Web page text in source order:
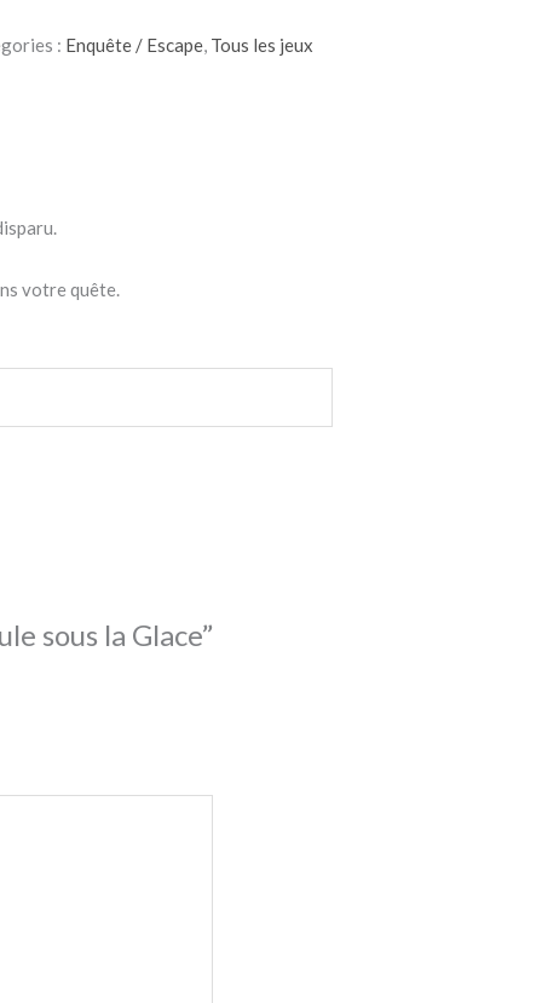
: Enquête / Escape, Tous les jeux
votre quête.
sous la Glace”